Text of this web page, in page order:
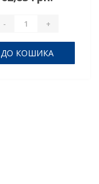
- +
ДО КОШИКА